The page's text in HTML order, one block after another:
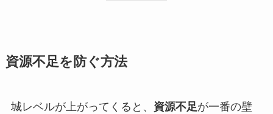
資源不足を防ぐ方法
城レベルが上がってくると、 資源不足が一番の壁